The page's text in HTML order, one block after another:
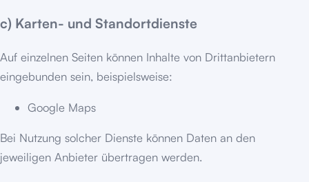
c) Karten- und Standortdienste
Auf einzelnen Seiten können Inhalte von Drittanbietern
eingebunden sein, beispielsweise:
Google Maps
Bei Nutzung solcher Dienste können Daten an den
jeweiligen Anbieter übertragen werden.